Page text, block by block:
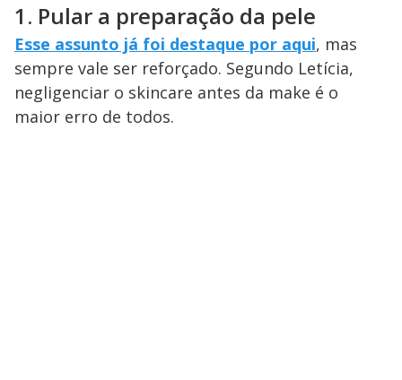
1. Pular a preparação da pele
Esse assunto já foi destaque por aqui, mas
sempre vale ser reforçado. Segundo Letícia,
negligenciar o skincare antes da make é o
maior erro de todos.